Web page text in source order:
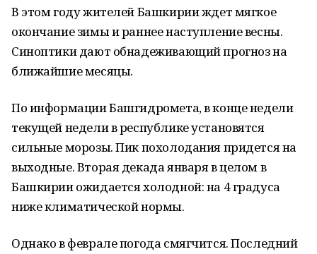
В этом году жителей Башкирии ждет мягкое
окончание зимы и раннее наступление весны.
Синоптики дают обнадеживающий прогноз на
ближайшие месяцы.
По информации Башгидромета, в конце недели
текущей недели в республике установятся
сильные морозы. Пик похолодания придется на
выходные. Вторая декада января в целом в
Башкирии ожидается холодной: на 4 градуса
ниже климатической нормы.
Однако в феврале погода смягчится. Последний